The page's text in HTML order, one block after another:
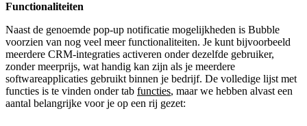
Functionaliteiten
Naast de genoemde pop-up notificatie mogelijkheden is Bubble
voorzien van nog veel meer functionaliteiten. Je kunt bijvoorbeeld
meerdere CRM-integraties activeren onder dezelfde gebruiker,
zonder meerprijs, wat handig kan zijn als je meerdere
softwareapplicaties gebruikt binnen je bedrijf. De volledige lijst met
functies is te vinden onder tab functies, maar we hebben alvast een
aantal belangrijke voor je op een rij gezet: